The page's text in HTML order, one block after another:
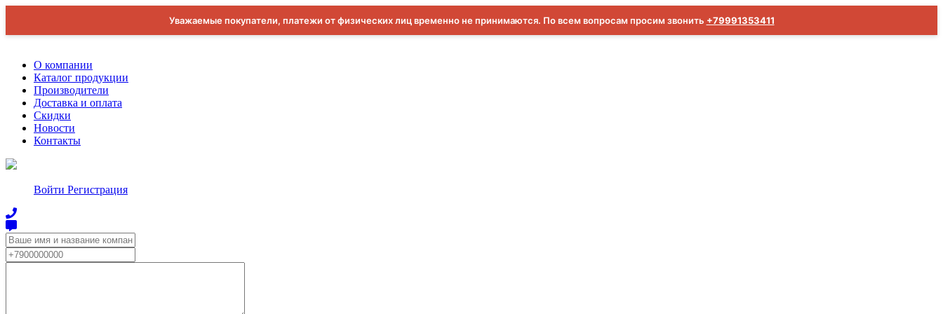
Уважаемые покупатели, платежи от физических лиц временно не принимаются. По всем вопросам просим звонить +79991353411
О компании
Каталог продукции
Производители
Доставка и оплата
Скидки
Новости
Контакты
Войти Регистрация